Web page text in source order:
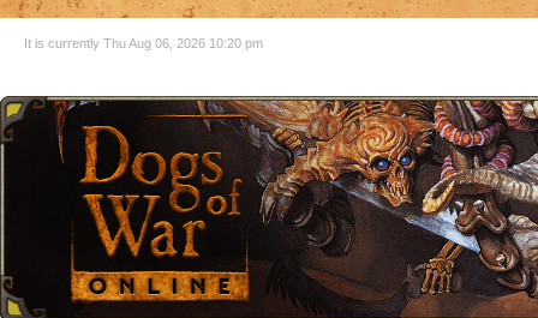
It is currently Thu Aug 06, 2026 10:20 pm